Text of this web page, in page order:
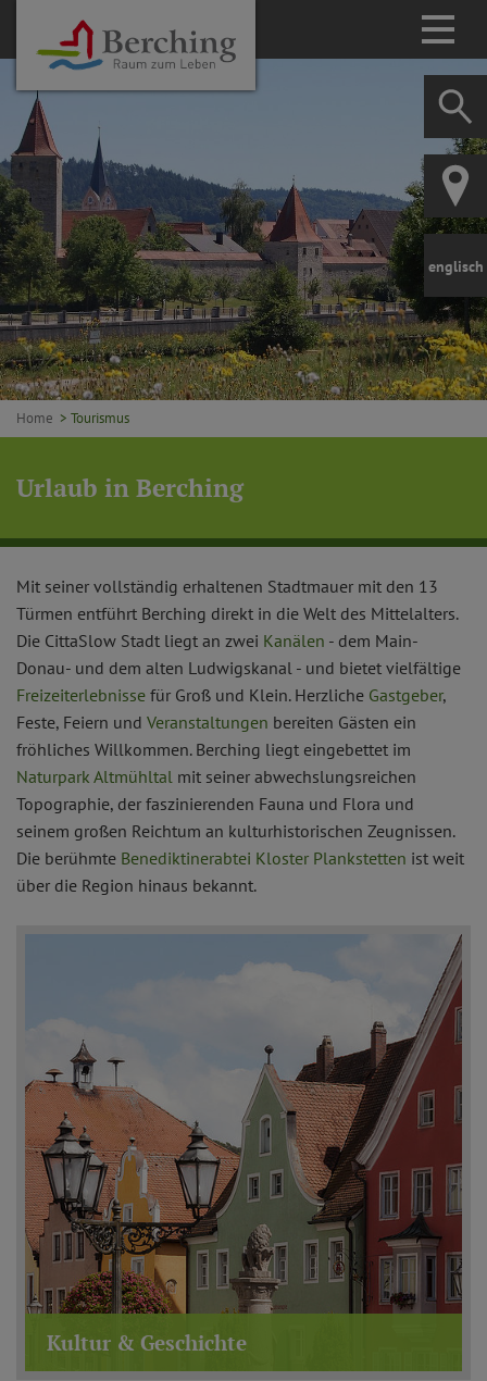
englisch
Home > Tourismus
Urlaub in Berching
Mit seiner vollständig erhaltenen Stadtmauer mit den 13
Türmen entführt Berching direkt in die Welt des Mittelalters.
Die CittaSlow Stadt liegt an zwei Kanälen - dem Main-
Donau- und dem alten Ludwigskanal - und bietet vielfältige
Freizeiterlebnisse für Groß und Klein. Herzliche Gastgeber,
Feste, Feiern und Veranstaltungen bereiten Gästen ein
fröhliches Willkommen. Berching liegt eingebettet im
Naturpark Altmühltal mit seiner abwechslungsreichen
Topographie, der faszinierenden Fauna und Flora und
seinem großen Reichtum an kulturhistorischen Zeugnissen.
Die berühmte Benediktinerabtei Kloster Plankstetten ist weit
über die Region hinaus bekannt.
Kultur & Geschichte